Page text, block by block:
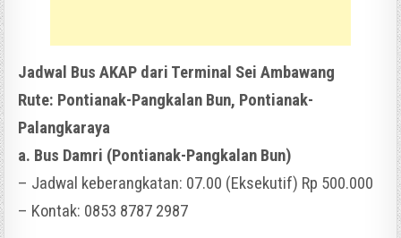
Jadwal Bus AKAP dari Terminal Sei Ambawang
Rute: Pontianak-Pangkalan Bun, Pontianak-
Palangkaraya
a. Bus Damri (Pontianak-Pangkalan Bun)
– Jadwal keberangkatan: 07.00 (Eksekutif) Rp 500.000
– Kontak: 0853 8787 2987